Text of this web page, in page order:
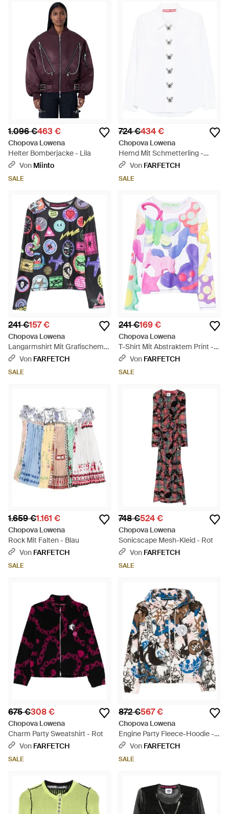
1.096 €463 €
Chopova Lowena
Helter Bomberjacke - Lila
Von Miinto
SALE
724 €434 €
Chopova Lowena
Hemd Mit Schmetterling -
WeißVon FARFETCH
SALE
241 €157 €
Chopova Lowena
Langarmshirt Mit Grafischem
Print - Blau
Von FARFETCH
SALE
241 €169 €
Chopova Lowena
T-Shirt Mit Abstraktem Print -
PinkVon FARFETCH
SALE
1.659 €1.161 €
Chopova Lowena
Rock Mit Falten - Blau
Von FARFETCH
SALE
748 €524 €
Chopova Lowena
Sonicscape Mesh-Kleid - Rot
Von FARFETCH
SALE
675 €308 €
Chopova Lowena
Charm Party Sweatshirt - Rot
Von FARFETCH
SALE
872 €567 €
Chopova Lowena
Engine Party Fleece-Hoodie -
BlauVon FARFETCH
SALE